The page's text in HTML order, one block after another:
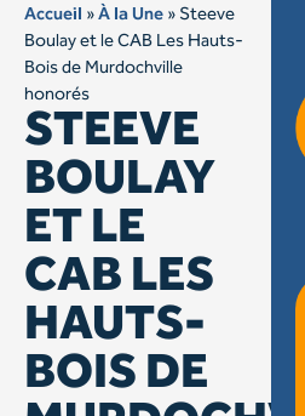
Accueil »À la Une»Steeve
Boulay et le CAB Les Hauts-
Bois de Murdochville
honorés
STEEVE
BOULAY
ET LE
CAB LES
HAUTS-
BOIS DE